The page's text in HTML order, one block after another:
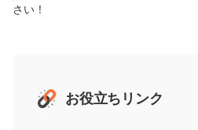
さい！
お役立ちリンク